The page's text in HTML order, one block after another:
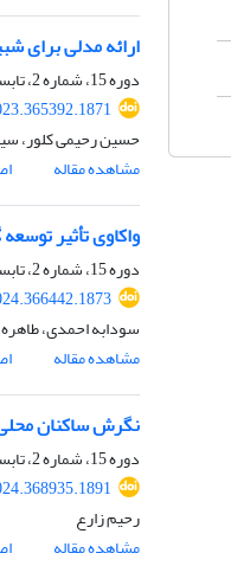
ارائه مدلی برای
دوره 15، شماره 2، تابستان 1403، صفحه
حسین رحیمی کلور،
مشاهده مقاله
واکاوی تأثیر
دوره 15، شماره 2، تابستان 1403، صفحه
سودابه احمدی،
مشاهده مقاله
نگرش ساکنان
دوره 15، شماره 2، تابستان 1403، صفحه
رحیم زارع
مشاهده مقاله